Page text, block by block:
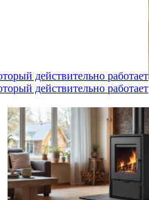
действительно работает
действительно работает